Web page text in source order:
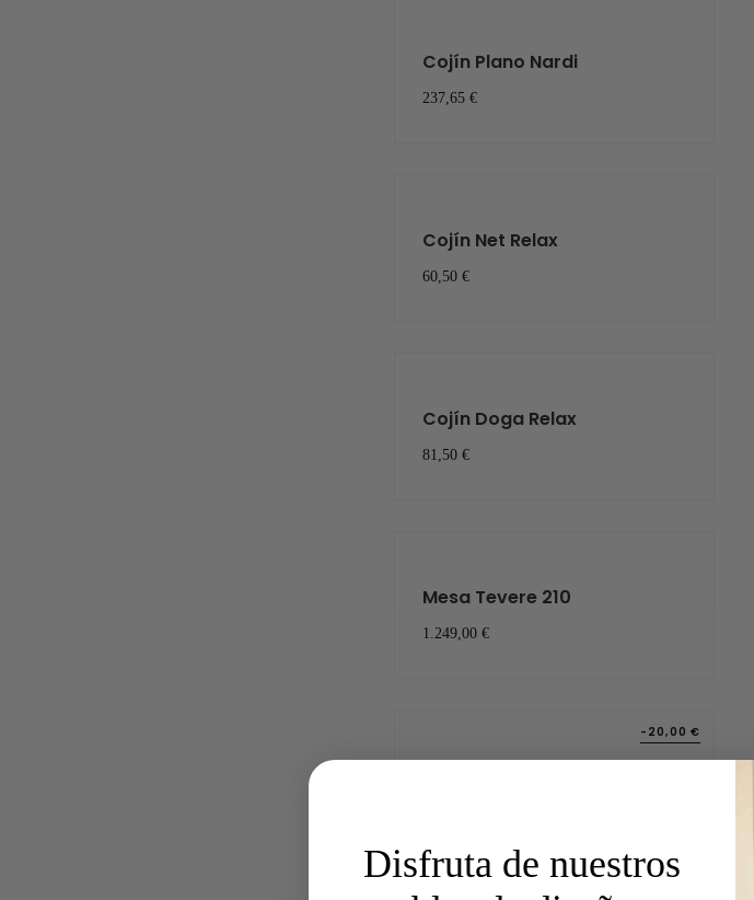
Cojín Plano Nardi
237,65 €
Cojín Net Relax
60,50 €
Cojín Doga Relax
81,50 €
Mesa Tevere 210
1.249,00 €
-20,00 €
Disfruta de nuestros